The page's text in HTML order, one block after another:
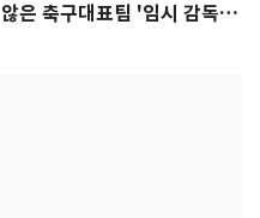
않은 축구대표팀 '임시 감독'